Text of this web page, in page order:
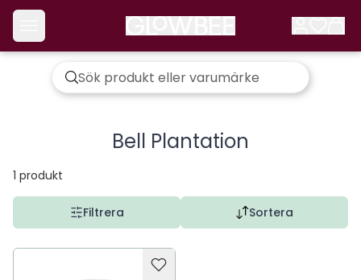
Bell Plantation
1 produkt
Filtrera Sortera